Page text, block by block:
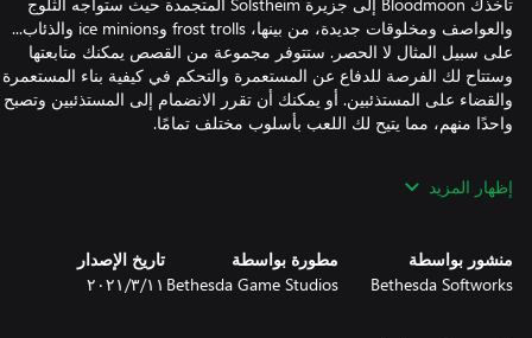
والعواصف ومخلوقات جديدة، من بينها، frost trolls وice minions والذئاب...
سبيل المثال لا الحصر. ستتوفر مجموعة من القصص يمكنك متابعتها
لك الفرصة للدفاع عن المستعمرة والتحكم في كيفية بناء المستعمرة
على المستذئبين. أو يمكنك أن تقرر الانضمام إلى المستذئبين وتصبح
الغابات والكهوف والأراضي القفر المغطاة بالثلوج في جزيرة
المزيد
بواسطة
Bethesda
مطورة بواسطة
Bethesda Game Studios
تاريخ الإصدار
١١‏/٣‏/٢٠٢١